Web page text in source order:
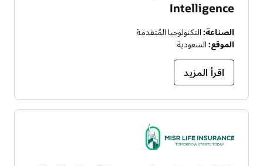
Intelligence
الصناعة: التكنولوجيا المُتقدمة
الموقع: السعودية
اقرأ المزيد